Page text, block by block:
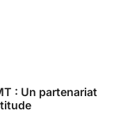
: Un partenariat